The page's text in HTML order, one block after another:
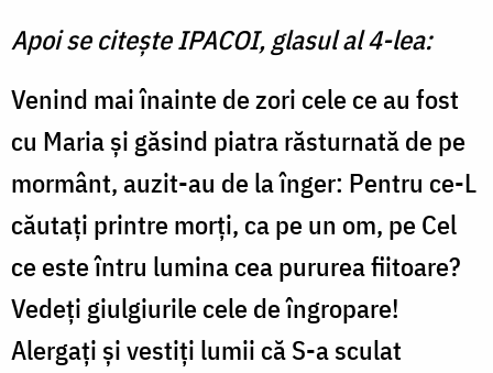
Apoi se citește IPACOI, glasul al 4-lea:
Venind mai înainte de zori cele ce au fost
cu Maria şi găsind piatra răsturnată de pe
mormânt, auzit-au de la înger: Pentru ce-L
căutaţi printre morţi, ca pe un om, pe Cel
ce este întru lumina cea pururea fiitoare?
Vedeţi giulgiurile cele de îngropare!
Alergaţi şi vestiți lumii că S-a sculat